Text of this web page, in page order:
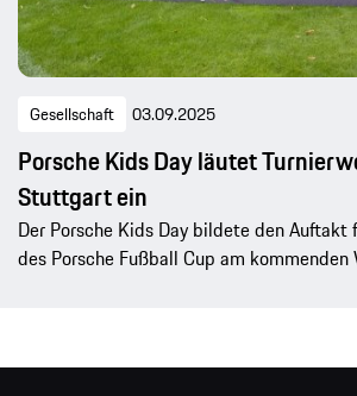
Gesellschaft 03.09.2025
Porsche Kids Day läutet
Stuttgart ein
Der Porsche Kids Day bildete den Auftakt
des Porsche Fußball Cup am kommenden